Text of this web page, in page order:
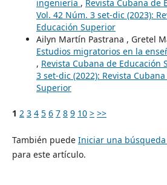
ingeniería , Revista Cubana de
Vol. 42 Núm. 3 set-dic (2023):
Educación Superior
Ailyn Martín Pastrana , Gretel
Estudios migratorios en la
, Revista Cubana de Educación
3 set-dic (2022): Revista
Superior
1 2 3 4 5 6 7 8 9 10 > >>
También puede Iniciar una
para este artículo.